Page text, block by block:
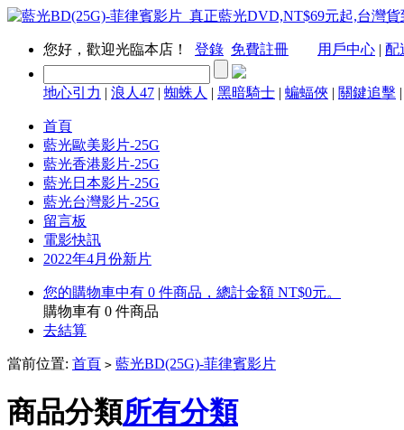
您好，歡迎光臨本店！ 登錄 免費註冊 用戶中心 | 配
地心引力 | 浪人47 | 蜘蛛人 | 黑暗騎士 | 蝙蝠俠 | 關鍵追擊
首頁
藍光歐美影片-25G
藍光香港影片-25G
藍光日本影片-25G
藍光台灣影片-25G
留言板
電影快訊
2022年4月份新片
您的購物車中有 0 件商品，總計金額 NT$0元。
購物車有 0 件商品
去結算
當前位置: 首頁 > 藍光BD(25G)-菲律賓影片
商品分類所有分類